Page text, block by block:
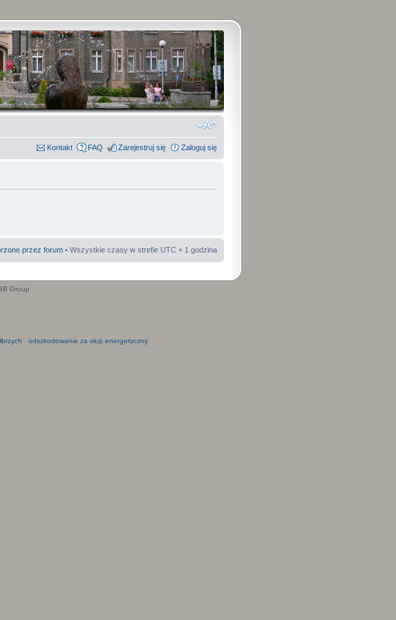
Kontakt FAQ Zarejestruj się Zaloguj się
przez forum • Wszystkie czasy w strefie UTC + 1 godzina
Group
- odszkodowanie za słup energetyczny